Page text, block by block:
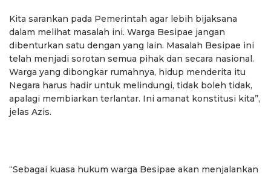
Kita sarankan pada Pemerintah agar lebih bijaksana
dalam melihat masalah ini. Warga Besipae jangan
dibenturkan satu dengan yang lain. Masalah Besipae ini
telah menjadi sorotan semua pihak dan secara nasional.
Warga yang dibongkar rumahnya, hidup menderita itu
Negara harus hadir untuk melindungi, tidak boleh tidak,
apalagi membiarkan terlantar. Ini amanat konstitusi kita”,
jelas Azis.
“Sebagai kuasa hukum warga Besipae akan menjalankan